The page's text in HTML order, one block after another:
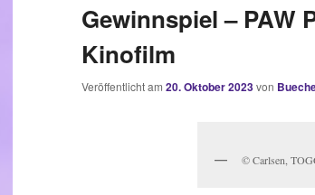
Gewinnspiel – PAW
Kinofilm
Veröffentlicht am 20. Oktober 2023von
© Carlsen,